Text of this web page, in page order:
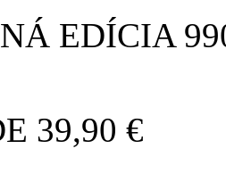
EDÍCIA
39,90 €